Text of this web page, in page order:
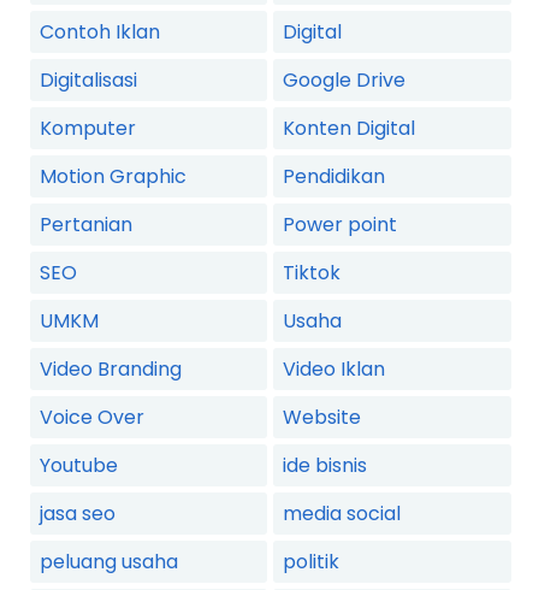
Contoh Iklan
Digital
Digitalisasi
Google Drive
Komputer
Konten Digital
Motion Graphic
Pendidikan
Pertanian
Power point
SEO
Tiktok
UMKM
Usaha
Video Branding
Video Iklan
Voice Over
Website
Youtube
ide bisnis
jasa seo
media social
peluang usaha
politik